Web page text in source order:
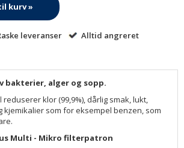
kurv »
leveranser Alltid angreret
bakterier, alger og sopp.
klor (99,9%), dårlig smak, lukt,
kjemikalier som for eksempel benzen, som
Multi - Mikro filterpatron